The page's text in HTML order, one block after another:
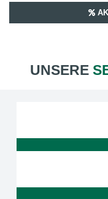
UNSERE